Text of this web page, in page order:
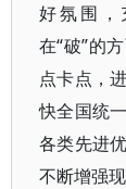
好氛围，
在“破”的
点卡点，
快全国统
各类先进
不断增强